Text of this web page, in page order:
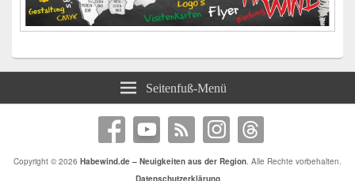
Seitenfuß-Menü
Copyright © 2026 Habewind.de – Neuigkeiten aus der Region. Alle Rechte vorbehalten.
Datenschutzerklärung